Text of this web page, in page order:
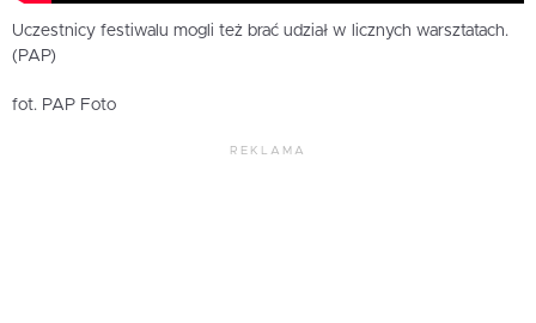
Uczestnicy festiwalu mogli też brać udział w licznych warsztatach.
(PAP)
fot. PAP Foto
REKLAMA